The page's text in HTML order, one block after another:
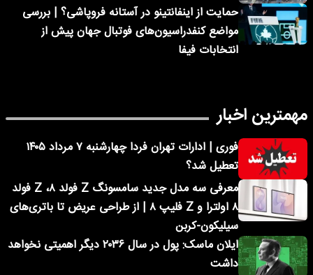
حمایت از اینفانتینو در آستانه فروپاشی؟ | بررسی
مواضع کنفدراسیون‌های فوتبال جهان پیش از
انتخابات فیفا
مهمترین اخبار
فوری | ادارات تهران فردا چهارشنبه ۷ مرداد ۱۴۰۵
تعطیل شد؟
معرفی سه مدل جدید سامسونگ Z فولد ۸، Z فولد
۸ اولترا و Z فلیپ ۸ | از طراحی عریض تا باتری‌های
سیلیکون-کربن
ایلان ماسک: پول در سال ۲۰۳۶ دیگر اهمیتی نخواهد
داشت